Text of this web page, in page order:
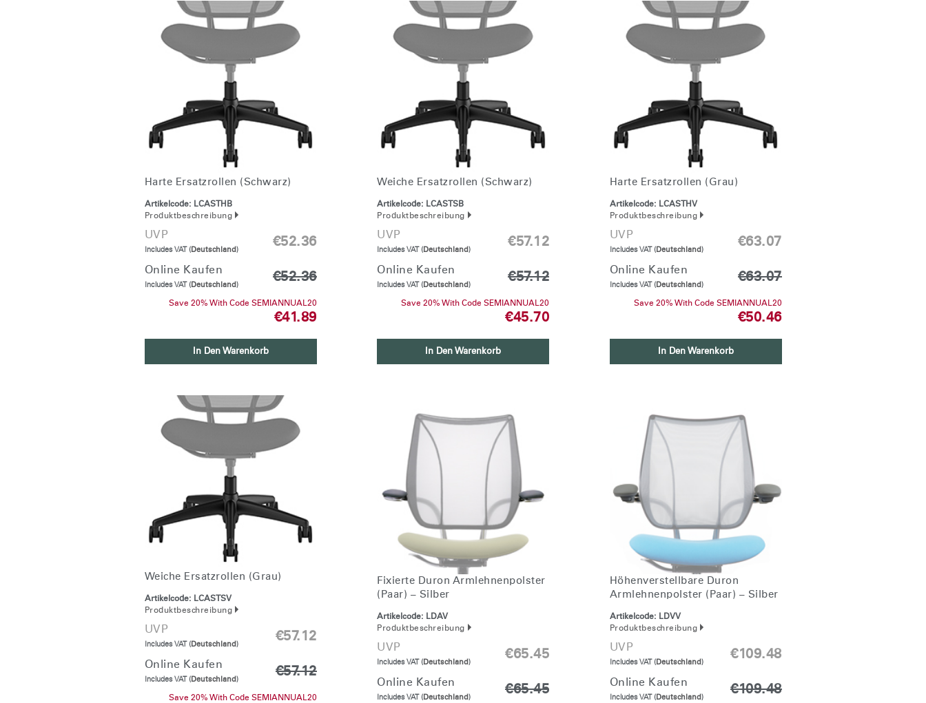
Wähle deinen Standort
Harte Ersatzrollen (schwarz)
Artikelcode: LCASTHB
Produktbeschreibung
UVP
Includes VAT (Deutschland)
€52.36
Online Kaufen
Includes VAT (Deutschland)
€52.36
Save 20% With Code SEMIANNUAL20
€41.89
In Den Warenkorb
Weiche Ersatzrollen (schwarz)
Artikelcode: LCASTSB
Produktbeschreibung
UVP
Includes VAT (Deutschland)
€57.12
Online Kaufen
Includes VAT (Deutschland)
€57.12
Save 20% With Code SEMIANNUAL20
€45.70
In Den Warenkorb
Harte Ersatzrollen (grau)
Artikelcode: LCASTHV
Produktbeschreibung
UVP
Includes VAT (Deutschland)
€63.07
Online Kaufen
Includes VAT (Deutschland)
€63.07
Save 20% With Code SEMIANNUAL20
€50.46
In Den Warenkorb
Weiche Ersatzrollen (grau)
Artikelcode: LCASTSV
Produktbeschreibung
UVP
Includes VAT (Deutschland)
€57.12
Online Kaufen
Includes VAT (Deutschland)
€57.12
Save 20% With Code SEMIANNUAL20
Fixierte Duron Armlehnenpolster
(Paar) – Silber
Artikelcode: LDAV
Produktbeschreibung
UVP
Includes VAT (Deutschland)
€65.45
Online Kaufen
Includes VAT (Deutschland)
€65.45
Höhenverstellbare Duron
Armlehnenpolster (Paar) – Silber
Artikelcode: LDVV
Produktbeschreibung
UVP
Includes VAT (Deutschland)
€109.48
Online Kaufen
Includes VAT (Deutschland)
€109.48